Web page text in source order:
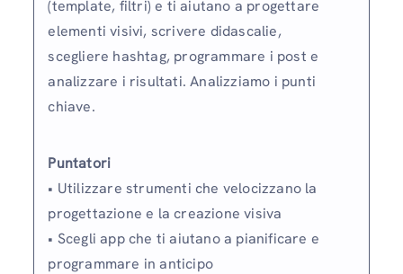
(template, filtri) e ti aiutano a progettare
elementi visivi, scrivere didascalie,
scegliere hashtag, programmare i post e
analizzare i risultati. Analizziamo i punti
chiave.
Puntatori
• Utilizzare strumenti che velocizzano la
progettazione e la creazione visiva
• Scegli app che ti aiutano a pianificare e
programmare in anticipo